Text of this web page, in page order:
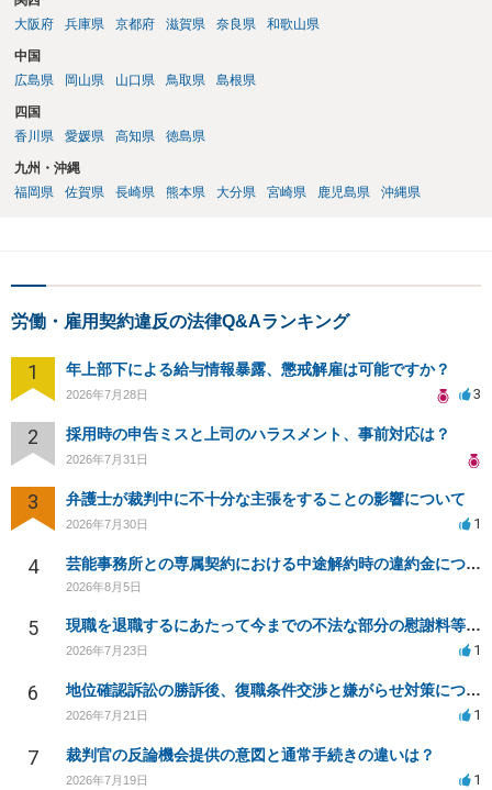
大阪府
兵庫県 京都府 滋賀県 奈良県 和歌山県
中国
広島県
岡山県 山口県 鳥取県 島根県
四国
香川県
愛媛県 高知県 徳島県
九州・沖縄
福岡県
佐賀県 長崎県 熊本県 大分県 宮崎県 鹿児島県 沖縄県
労働・雇用契約違反の法律Q&Aランキング
1 年上部下による給与情報暴露、懲戒解雇は可能ですか？
2026年7月28日 3
2 採用時の申告ミスと上司のハラスメント、事前対応は？
2026年7月31日
3 弁護士が裁判中に不十分な主張をすることの影響について
2026年7月30日 1
4 芸能事務所との専属契約における中途解約時の違約金について相談したいです
2026年8月5日
5 現職を退職するにあたって今までの不法な部分の慰謝料等は請求できるのか。
2026年7月23日 1
6 地位確認訴訟の勝訴後、復職条件交渉と嫌がらせ対策について
2026年7月21日 1
7 裁判官の反論機会提供の意図と通常手続きの違いは？
2026年7月19日 1